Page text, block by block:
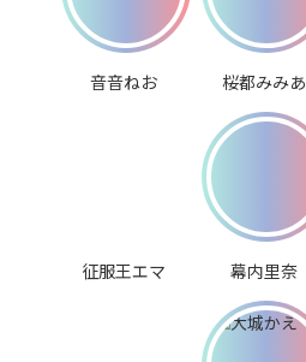
音音ねお 桜都みみあ
征服王エマ 幕内里奈